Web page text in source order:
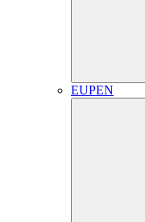
EUPEN